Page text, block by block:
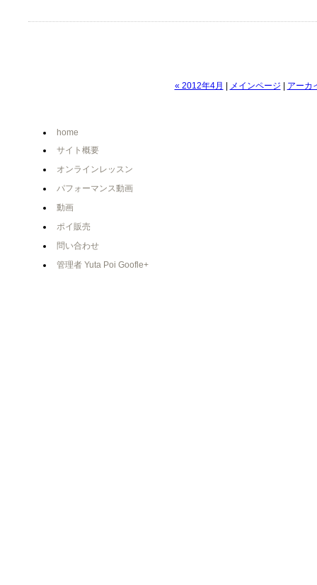
« 2012年4月 | メインページ | アーカ
home
サイト概要
オンラインレッスン
パフォーマンス動画
動画
ポイ販売
問い合わせ
管理者 Yuta Poi Goofle+